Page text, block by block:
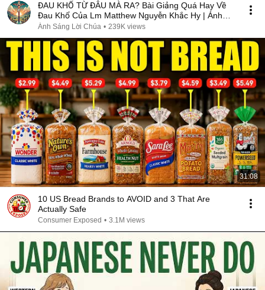
ĐAU KHỔ TỪ ĐÂU MÀ RA? Bài Giảng Quá Hay Về
Đau Khổ Của Lm Matthew Nguyễn Khắc Hy | Ánh
Sáng Lời Chúa
Ánh Sáng Lời Chúa • 239K views
31:08
10 US Bread Brands to AVOID and 3 That Are
Actually Safe
Consumer Exposed • 3.1M views